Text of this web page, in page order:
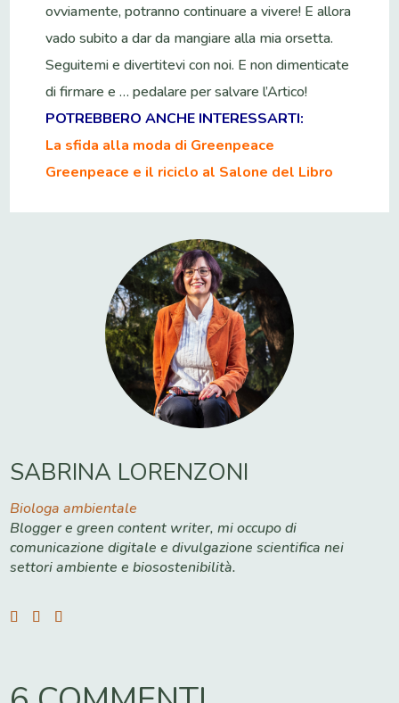
ovviamente, potranno continuare a vivere! E allora
vado subito a dar da mangiare alla mia orsetta.
Seguitemi e divertitevi con noi. E non dimenticate
di firmare e … pedalare per salvare l’Artico!
POTREBBERO ANCHE INTERESSARTI:
La sfida alla moda di Greenpeace
Greenpeace e il riciclo al Salone del Libro
SABRINA LORENZONI
Biologa ambientale
Blogger e green content writer, mi occupo di
comunicazione digitale e divulgazione scientifica nei
settori ambiente e biosostenibilità.